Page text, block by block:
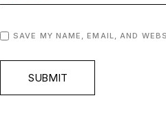
SAVE MY NAME, EMAIL, AND
SUBMIT